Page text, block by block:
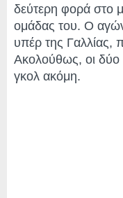
δεύτερη φορά στο
ομάδας του. Ο
υπέρ της Γαλλίας,
Ακολούθως, οι δύο
γκολ ακόμη.